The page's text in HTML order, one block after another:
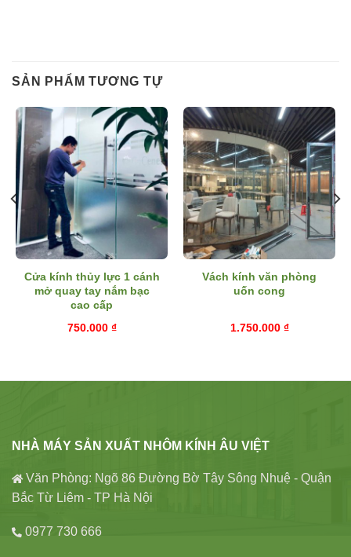
SẢN PHẨM TƯƠNG TỰ
Cửa kính thủy lực 1 cánh
mở quay tay nắm bạc
cao cấp
750.000 ₫
Vách kính văn phòng
uốn cong
1.750.000 ₫
NHÀ MÁY SẢN XUẤT NHÔM KÍNH ÂU VIỆT
Văn Phòng: Ngõ 86 Đường Bờ Tây Sông Nhuệ - Quận
Bắc Từ Liêm - TP Hà Nội
0977 730 666